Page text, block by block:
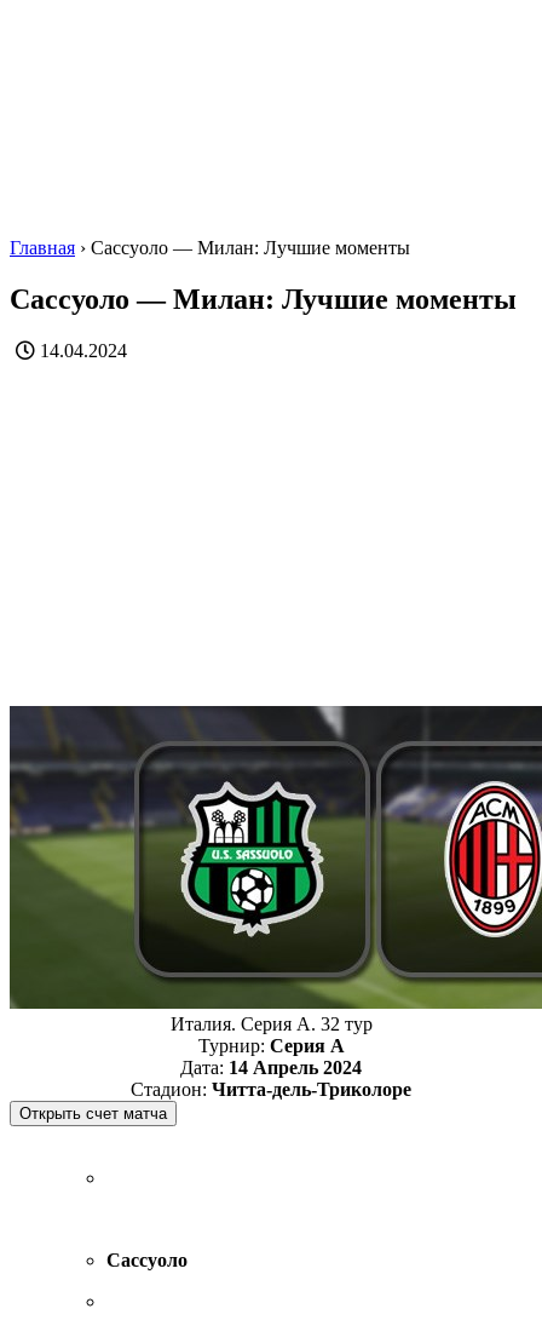
Главная › Сассуоло — Милан: Лучшие моменты
Сассуоло — Милан: Лучшие моменты
14.04.2024
Италия. Серия А. 32 тур
Турнир: Серия А
Дата: 14 Апрель 2024
Стадион: Читта-дель-Триколоре
Сассуоло